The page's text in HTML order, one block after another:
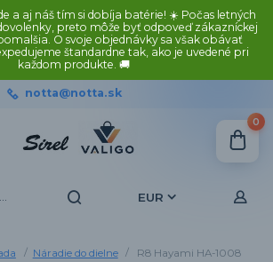
a aj náš tím si dobíja batérie! ☀️ Počas letných
preto môže byť odpoveď zákazníckej
O svoje objednávky sa však obávať
štandardne tak, ako je uvedené pri
každom produkte. 🚚
EUR
notta@notta.sk
0
Náradie do dielne
R8 Hayami HA-1008